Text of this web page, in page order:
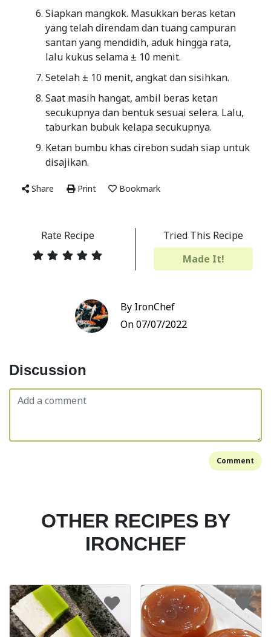
Siapkan mangkok. Masukkan beras ketan
yang telah direndam dan tuang campuran
santan yang mendidih, aduk hingga rata,
lalu kukus selama ± 10 menit.
Setelah ± 10 menit, angkat dan sisihkan.
Saat masih hangat, ambil beras ketan
secukupnya dan bentuk sesuai selera. Lalu,
taburkan bubuk kelapa secukupnya.
Ketan bumbu khas cirebon sudah siap untuk
disajikan.
Share Print Bookmark
Rate Recipe
Tried This Recipe
Made It!
By IronChef
On 07/07/2022
Discussion
Comment
OTHER RECIPES BY
IRONCHEF